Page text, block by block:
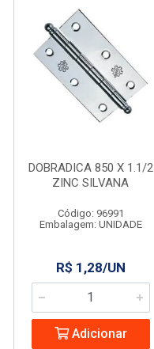
DOBRADICA 850 X 1.1/2
ZINC SILVANA
Código: 96991
Embalagem: UNIDADE
R$ 1,28/UN
Adicionar